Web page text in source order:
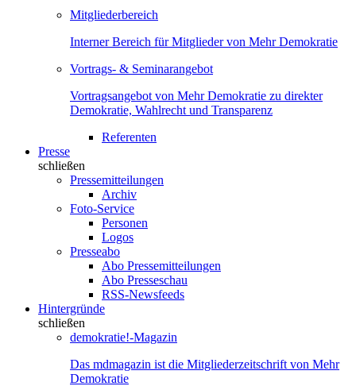
Mitgliederbereich
Interner Bereich für Mitglieder von Mehr Demokratie
Vortrags- & Seminarangebot
Vortragsangebot von Mehr Demokratie zu direkter
Demokratie, Wahlrecht und Transparenz
Referenten
Presse
schließen
Pressemitteilungen
Archiv
Foto-Service
Personen
Logos
Presseabo
Abo Pressemitteilungen
Abo Presseschau
RSS-Newsfeeds
Hintergründe
schließen
demokratie!-Magazin
Das mdmagazin ist die Mitgliederzeitschrift von Mehr
Demokratie